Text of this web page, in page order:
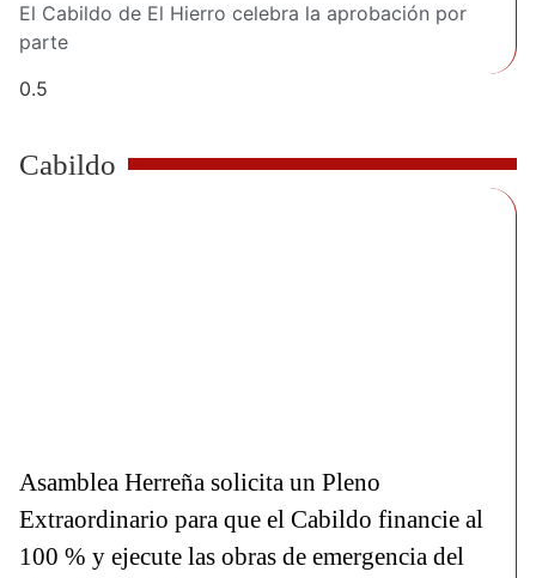
El Cabildo de El Hierro celebra la aprobación por
parte
Cabildo
Asamblea Herreña solicita un Pleno
Extraordinario para que el Cabildo financie al
100 % y ejecute las obras de emergencia del